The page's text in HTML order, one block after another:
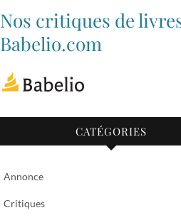
bibliothequetubize
sur
Facebook
Tuclasakoi
sur
Twitter
Nos critiques de
Babelio.com
CATÉGORIES
Annonce
Critiques